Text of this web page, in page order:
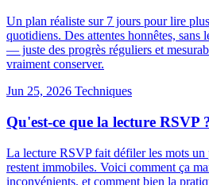
Un plan réaliste sur 7 jours pour lire
quotidiens. Des attentes honnêtes, sans
— juste des progrès réguliers et
vraiment conserver.
Jun 25, 2026 Techniques
Qu'est-ce que la lecture RSVP
La lecture RSVP fait défiler les mots
restent immobiles. Voici comment ça
inconvénients, et comment bien la